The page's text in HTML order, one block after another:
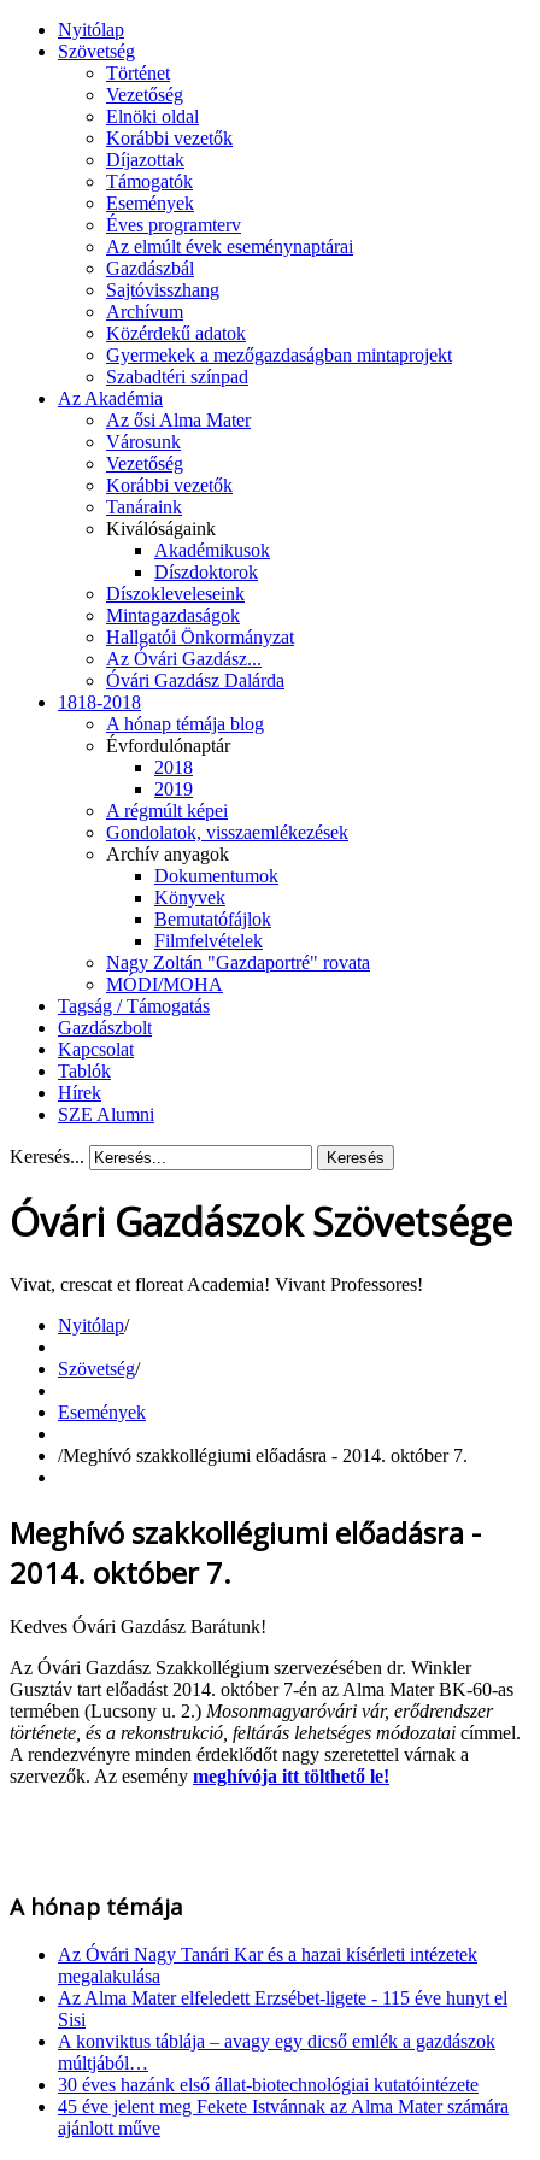
Nyitólap
Szövetség
Történet
Vezetőség
Elnöki oldal
Korábbi vezetők
Díjazottak
Támogatók
Események
Éves programterv
Az elmúlt évek eseménynaptárai
Gazdászbál
Sajtóvisszhang
Archívum
Közérdekű adatok
Gyermekek a mezőgazdaságban mintaprojekt
Szabadtéri színpad
Az Akadémia
Az ősi Alma Mater
Városunk
Vezetőség
Korábbi vezetők
Tanáraink
Kiválóságaink
Akadémikusok
Díszdoktorok
Díszokleveleseink
Mintagazdaságok
Hallgatói Önkormányzat
Az Óvári Gazdász...
Óvári Gazdász Dalárda
1818-2018
A hónap témája blog
Évfordulónaptár
2018
2019
A régmúlt képei
Gondolatok, visszaemlékezések
Archív anyagok
Dokumentumok
Könyvek
Bemutatófájlok
Filmfelvételek
Nagy Zoltán "Gazdaportré" rovata
MÓDI/MOHA
Tagság / Támogatás
Gazdászbolt
Kapcsolat
Tablók
Hírek
SZE Alumni
Keresés... Keresés
Óvári Gazdászok Szövetsége
Vivat, crescat et floreat Academia! Vivant Professores!
Nyitólap/
Szövetség/
Események
/Meghívó szakkollégiumi előadásra - 2014. október 7.
Meghívó szakkollégiumi előadásra -
2014. október 7.
Kedves Óvári Gazdász Barátunk!
Az Óvári Gazdász Szakkollégium szervezésében dr. Winkler
Gusztáv tart előadást 2014. október 7-én az Alma Mater BK-60-as
termében (Lucsony u. 2.) Mosonmagyaróvári vár, erődrendszer
története, és a rekonstrukció, feltárás lehetséges módozatai címmel.
A rendezvényre minden érdeklődőt nagy szeretettel várnak a
szervezők. Az esemény meghívója itt tölthető le!
A hónap témája
Az Óvári Nagy Tanári Kar és a hazai kísérleti intézetek
megalakulása
Az Alma Mater elfeledett Erzsébet-ligete - 115 éve hunyt el
Sisi
A konviktus táblája – avagy egy dicső emlék a gazdászok
múltjából…
30 éves hazánk első állat-biotechnológiai kutatóintézete
45 éve jelent meg Fekete Istvánnak az Alma Mater számára
ajánlott műve